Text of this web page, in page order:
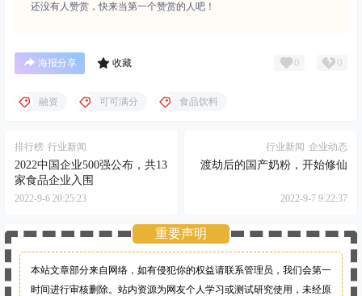
还没有人赞赏，快来当第一个赞赏的人吧！
海报分享 收藏 0 0
融资 可可满分 食品饮料
排行榜 行业新闻
2022中国企业500强公布，共13
家食品企业入围
2022-9-6 20:25:23
行业新闻 企业动态
渡劫后的国产奶粉，开始修仙
2022-9-7 9:22:37
重要声明
本站文章部分来自网络，如有侵犯你的权益请联系管理员， 我们会第一
时间进行审核删除。站内资源为网友个人学习或测试研究使用，未经原